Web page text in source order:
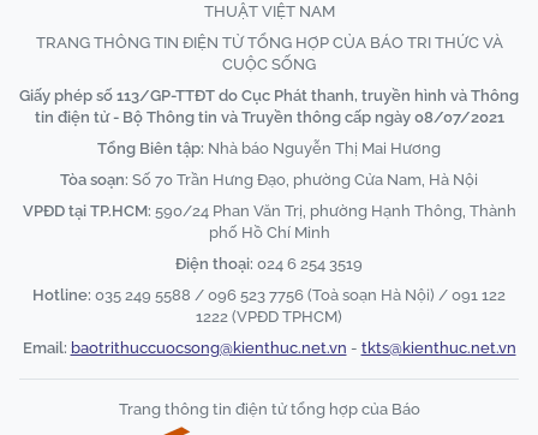
THUẬT VIỆT NAM
TRANG THÔNG TIN ĐIỆN TỬ TỔNG HỢP CỦA BÁO TRI THỨC VÀ
CUỘC SỐNG
Giấy phép số 113/GP-TTĐT do Cục Phát thanh, truyền hình và Thông
tin điện tử - Bộ Thông tin và Truyền thông cấp ngày 08/07/2021
Tổng Biên tập: Nhà báo Nguyễn Thị Mai Hương
Tòa soạn: Số 70 Trần Hưng Đạo, phường Cửa Nam, Hà Nội
VPĐD tại TP.HCM: 590/24 Phan Văn Trị, phường Hạnh Thông, Thành
phố Hồ Chí Minh
Điện thoại: 024 6 254 3519
Hotline: 035 249 5588 / 096 523 7756 (Toà soạn Hà Nội) / 091 122
1222 (VPĐD TPHCM)
Email: baotrithuccuocsong@kienthuc.net.vn - tkts@kienthuc.net.vn
Trang thông tin điện tử tổng hợp của Báo